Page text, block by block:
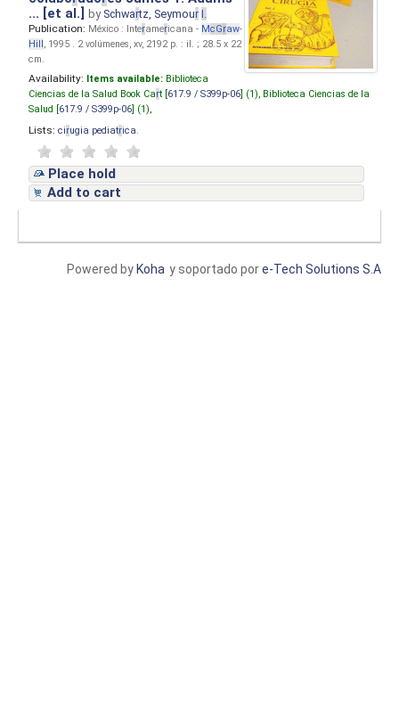
... [et al.]by Schwartz, Seymour I.
Publication: México : Interamericana - McGraw-
Hill, 1995 . 2 volúmenes, xv, 2192 p. : il. ; 28.5 x 22
cm.
Availability: Items available: Biblioteca
Ciencias de la Salud Book Cart [ 617.9 / S399p-06 ] (1), Biblioteca Ciencias de la
Salud [ 617.9 / S399p-06 ] (1),
Lists: cirugia pediatrica
Place hold
Add to cart
y soportado pore-Tech Solutions S.A
Powered by Koha